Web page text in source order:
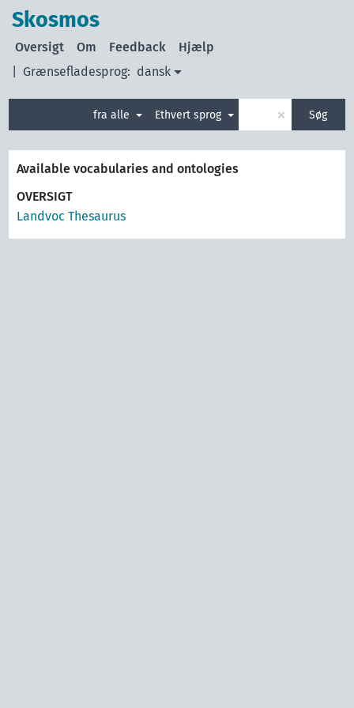
Skosmos
Grænsefladesprog: dansk
Oversigt Om Feedback Hjælp
fra alle Ethvert sprog × Søg
Available vocabularies and ontologies
OVERSIGT
Landvoc Thesaurus